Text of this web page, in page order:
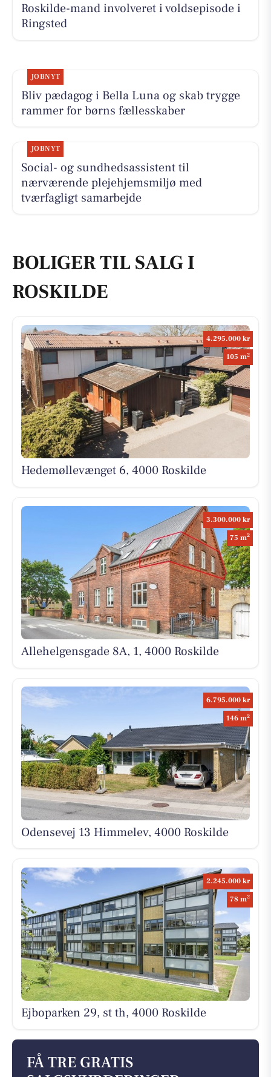
Roskilde-mand involveret i voldsepisode i
Ringsted
JOBNYT
Bliv pædagog i Bella Luna og skab trygge
rammer for børns fællesskaber
JOBNYT
Social- og sundhedsassistent til
nærværende plejehjemsmiljø med
tværfagligt samarbejde
BOLIGER TIL SALG I
ROSKILDE
4.295.000 kr
105 m2
Hedemøllevænget 6, 4000 Roskilde
3.300.000 kr
75 m2
Allehelgensgade 8A, 1, 4000 Roskilde
6.795.000 kr
146 m2
Odensevej 13 Himmelev, 4000 Roskilde
2.245.000 kr
78 m2
Ejboparken 29, st th, 4000 Roskilde
FÅ TRE GRATIS